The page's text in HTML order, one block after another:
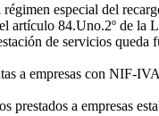
especial del
artículo 84.Uno.2º de la
de servicios queda
a empresas con NIF-
prestados a empresas